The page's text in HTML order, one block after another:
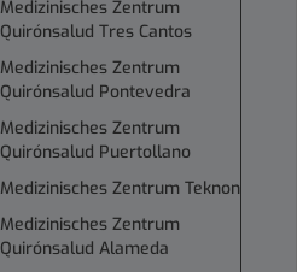
Medizinisches Zentrum
Quirónsalud Tres Cantos
Medizinisches Zentrum
Quirónsalud Pontevedra
Medizinisches Zentrum
Quirónsalud Puertollano
Medizinisches Zentrum Teknon
Medizinisches Zentrum
Quirónsalud Alameda